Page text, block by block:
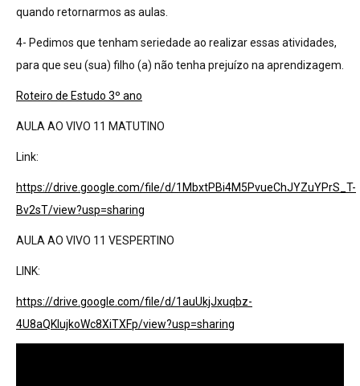
quando retornarmos as aulas.
4- Pedimos que tenham seriedade ao realizar essas atividades,
para que seu (sua) filho (a) não tenha prejuízo na aprendizagem.
Roteiro de Estudo 3º ano
AULA AO VIVO 11 MATUTINO
Link:
https://drive.google.com/file/d/1MbxtPBi4M5PvueChJYZuYPrS_T-
Bv2sT/view?usp=sharing
AULA AO VIVO 11 VESPERTINO
LINK:
https://drive.google.com/file/d/1auUkjJxuqbz-
4U8aQKIujkoWc8XiTXFp/view?usp=sharing